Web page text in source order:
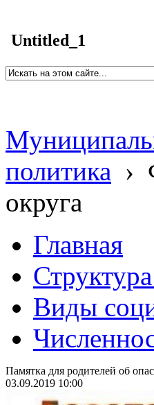
Untitled_1
политика ›
округа
Главная
Виды
Памятка для родителей об
03.09.2019 10:00